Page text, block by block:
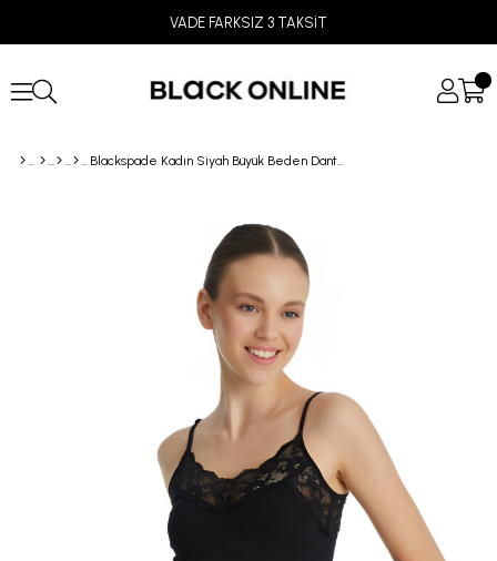
VADE FARKSIZ 3 TAKSİT
Blackspade Kadın Siyah Büyük Beden Dantelli Slip Külot 1311